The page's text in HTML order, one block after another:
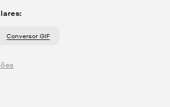
Conversor GIF